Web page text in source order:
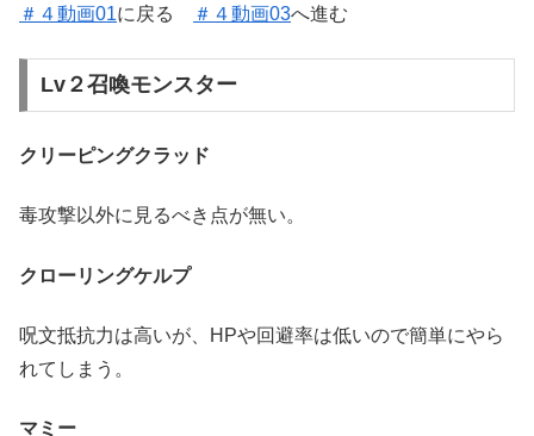
＃４動画01に戻る ＃４動画03へ進む
Lv２召喚モンスター
クリーピングクラッド
毒攻撃以外に見るべき点が無い。
クローリングケルプ
呪文抵抗力は高いが、HPや回避率は低いので簡単にやら
れてしまう。
マミー